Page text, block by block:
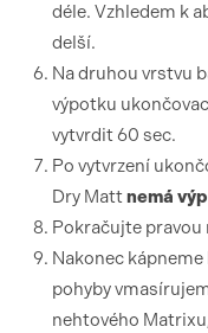
déle. Vzhledem k
delší.
Na druhou vrstvu
výpotku
vytvrdit 60 sec.
Po vytvrzení
Dry Mattnemá
Pokračujte
Nakonec
pohyby
nehtového